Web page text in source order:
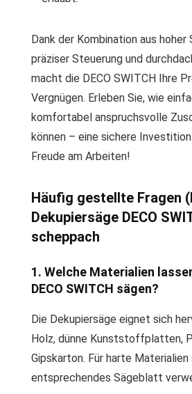
Dank der Kombination aus hoher
präziser Steuerung und
macht die DECO SWITCH Ihre
Vergnügen. Erleben Sie, wie
komfortabel anspruchsvolle
können – eine sichere
Freude am Arbeiten!
Häufig gestellte Fragen
Dekupiersäge DECO
scheppach
1. Welche Materialien
DECO SWITCH sägen?
Die Dekupiersäge eignet sich
Holz, dünne Kunststoffplatten,
Gipskarton. Für harte
entsprechendes Sägeblatt